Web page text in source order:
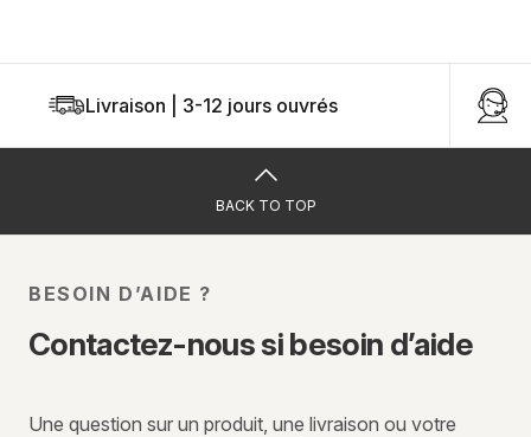
Livraison | 3-12 jours ouvrés
BACK TO TOP
BESOIN D’AIDE ?
Contactez-nous si besoin d’aide
Une question sur un produit, une livraison ou votre